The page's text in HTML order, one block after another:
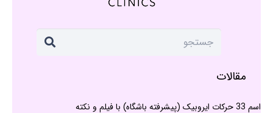
مقالات
اسم 33 حرکات ایروبیک (پیشرفته باشگاه) با فیلم و نکته